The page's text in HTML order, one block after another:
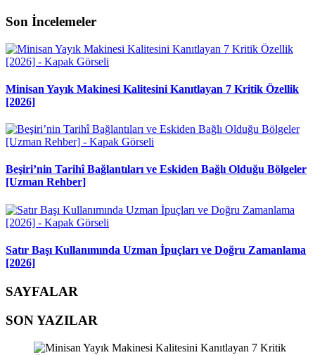
Son İncelemeler
Minisan Yayık Makinesi Kalitesini Kanıtlayan 7 Kritik Özellik
[2026]
Beşiri’nin Tarihî Bağlantıları ve Eskiden Bağlı Olduğu Bölgeler
[Uzman Rehber]
Satır Başı Kullanımında Uzman İpuçları ve Doğru Zamanlama
[2026]
SAYFALAR
SON YAZILAR